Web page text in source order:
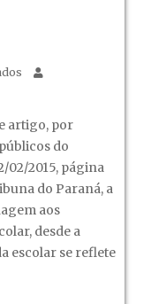
em
artigo, por
do
02/2015, página
do Paraná, a
aos
desde a
escolar se reflete